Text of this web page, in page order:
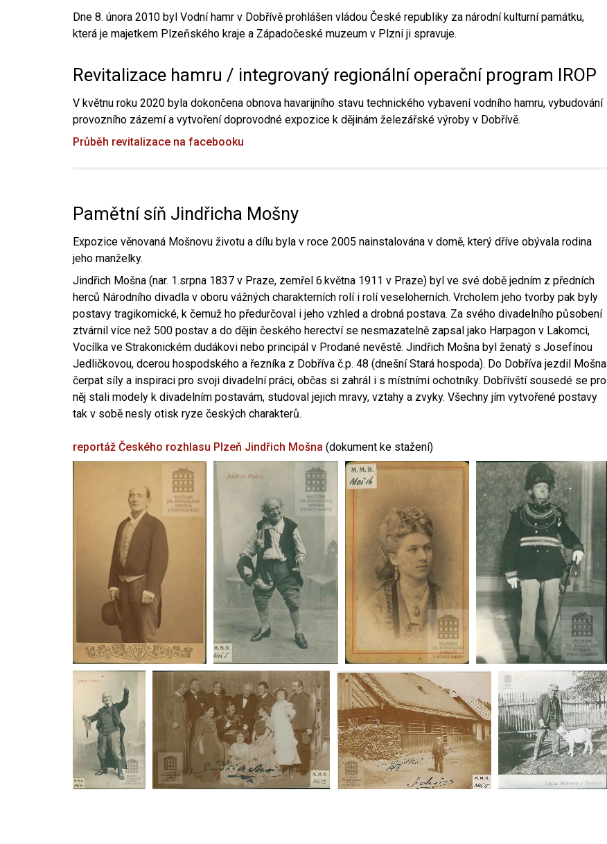
Dne 8. února 2010 byl Vodní hamr v Dobřívě prohlášen vládou České republiky za národní kulturní památku,
která je majetkem Plzeňského kraje a Západočeské muzeum v Plzni ji spravuje.
Revitalizace hamru / integrovaný regionální operační program IROP
V květnu roku 2020 byla dokončena obnova havarijního stavu technického vybavení vodního hamru, vybudování
provozního zázemí a vytvoření doprovodné expozice k dějinám železářské výroby v Dobřívě.
Průběh revitalizace na facebooku
Pamětní síň Jindřicha Mošny
Expozice věnovaná Mošnovu životu a dílu byla v roce 2005 nainstalována v domě, který dříve obývala rodina
jeho manželky.
Jindřich Mošna (nar. 1.srpna 1837 v Praze, zemřel 6.května 1911 v Praze) byl ve své době jedním z předních
herců Národního divadla v oboru vážných charakterních rolí i rolí veseloherních. Vrcholem jeho tvorby pak byly
postavy tragikomické, k čemuž ho předurčoval i jeho vzhled a drobná postava. Za svého divadelního působení
ztvárnil více než 500 postav a do dějin českého herectví se nesmazatelně zapsal jako Harpagon v Lakomci,
Vocílka ve Strakonickém dudákovi nebo principál v Prodané nevěstě. Jindřich Mošna byl ženatý s Josefínou
Jedličkovou, dcerou hospodského a řezníka z Dobříva č.p. 48 (dnešní Stará hospoda). Do Dobříva jezdil Mošna
čerpat síly a inspiraci pro svoji divadelní práci, občas si zahrál i s místními ochotníky. Dobřívští sousedé se pro
něj stali modely k divadelním postavám, studoval jejich mravy, vztahy a zvyky. Všechny jím vytvořené postavy
tak v sobě nesly otisk ryze českých charakterů.
reportáž Českého rozhlasu Plzeň Jindřich Mošna (dokument ke stažení)